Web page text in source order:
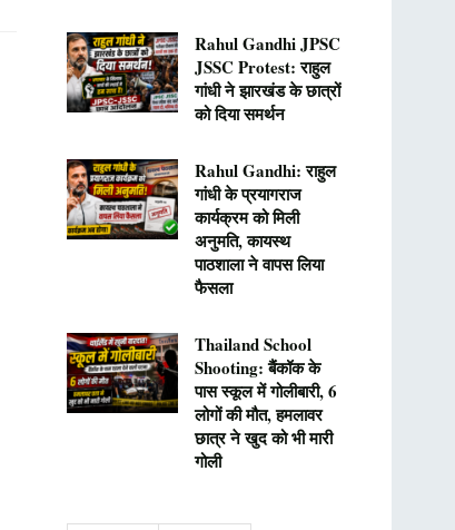
Rahul Gandhi JPSC
JSSC Protest: राहुल
गांधी ने झारखंड के छात्रों
को दिया समर्थन
Rahul Gandhi: राहुल
गांधी के प्रयागराज
कार्यक्रम को मिली
अनुमति, कायस्थ
पाठशाला ने वापस लिया
फैसला
Thailand School
Shooting: बैंकॉक के
पास स्कूल में गोलीबारी, 6
लोगों की मौत, हमलावर
छात्र ने खुद को भी मारी
गोली